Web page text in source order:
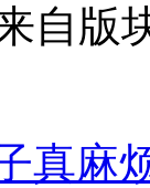
自版
真麻